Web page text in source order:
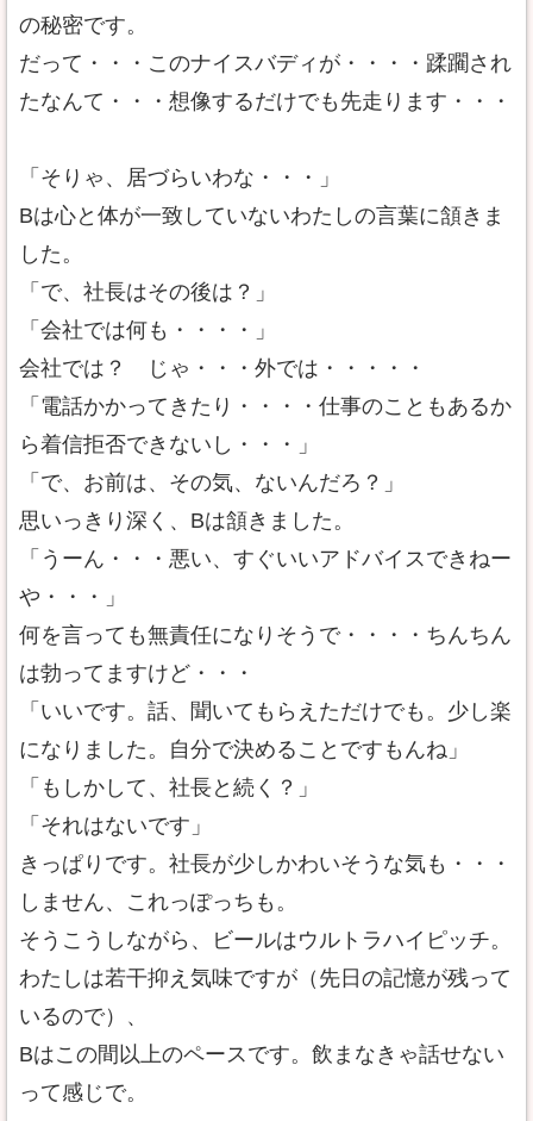
の秘密です。
だって・・・このナイスバディが・・・・蹂躙され
たなんて・・・想像するだけでも先走ります・・・
「そりゃ、居づらいわな・・・」
Bは心と体が一致していないわたしの言葉に頷きま
した。
「で、社長はその後は？」
「会社では何も・・・・」
会社では？ じゃ・・・外では・・・・・
「電話かかってきたり・・・・仕事のこともあるか
ら着信拒否できないし・・・」
「で、お前は、その気、ないんだろ？」
思いっきり深く、Bは頷きました。
「うーん・・・悪い、すぐいいアドバイスできねー
や・・・」
何を言っても無責任になりそうで・・・・ちんちん
は勃ってますけど・・・
「いいです。話、聞いてもらえただけでも。少し楽
になりました。自分で決めることですもんね」
「もしかして、社長と続く？」
「それはないです」
きっぱりです。社長が少しかわいそうな気も・・・
しません、これっぽっちも。
そうこうしながら、ビールはウルトラハイピッチ。
わたしは若干抑え気味ですが（先日の記憶が残って
いるので）、
Bはこの間以上のペースです。飲まなきゃ話せない
って感じで。